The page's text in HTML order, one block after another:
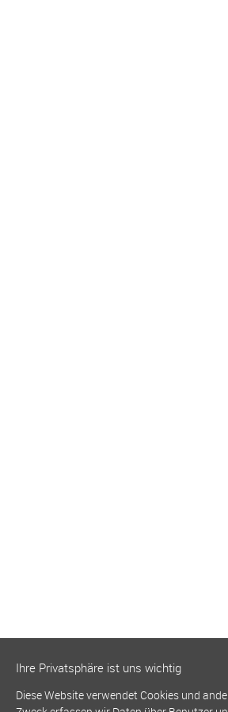
Ihre Privatsphäre ist uns wichtig
Diese Website verwendet Cookies und